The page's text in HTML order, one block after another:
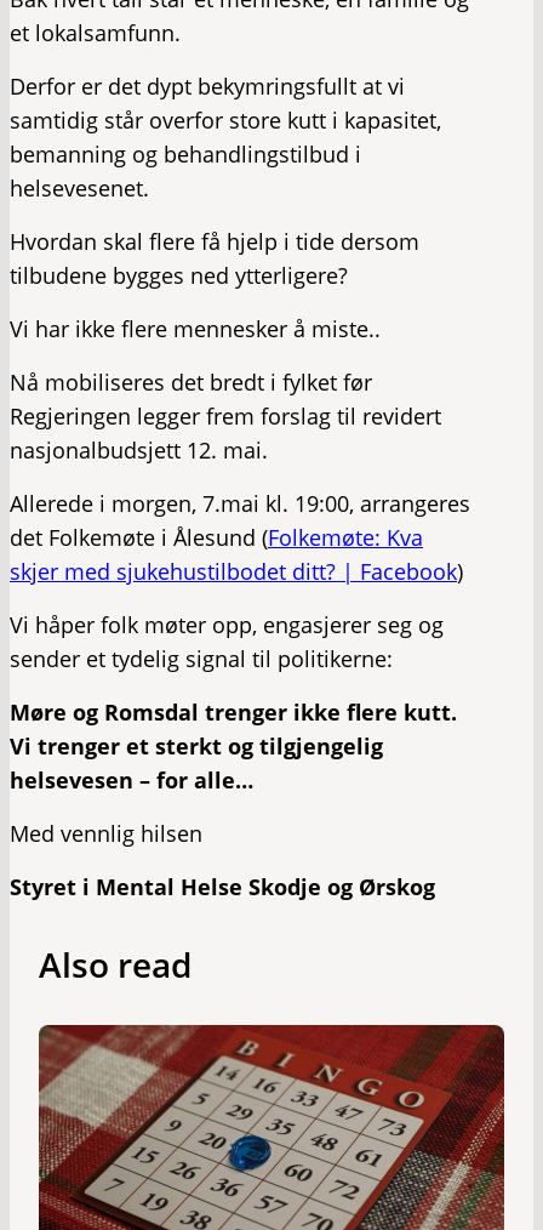
et lokalsamfunn.
Derfor er det dypt bekymringsfullt at vi
samtidig står overfor store kutt i kapasitet,
bemanning og behandlingstilbud i
helsevesenet.
Hvordan skal flere få hjelp i tide dersom
tilbudene bygges ned ytterligere?
Vi har ikke flere mennesker å miste..
Nå mobiliseres det bredt i fylket før
Regjeringen legger frem forslag til revidert
nasjonalbudsjett 12. mai.
Allerede i morgen, 7.mai kl. 19:00, arrangeres
det Folkemøte i Ålesund (Folkemøte: Kva
skjer med sjukehustilbodet ditt? | Facebook)
Vi håper folk møter opp, engasjerer seg og
sender et tydelig signal til politikerne:
Møre og Romsdal trenger ikke flere kutt.
Vi trenger et sterkt og tilgjengelig
helsevesen – for alle…
Med vennlig hilsen
Styret i Mental Helse Skodje og Ørskog
Also read